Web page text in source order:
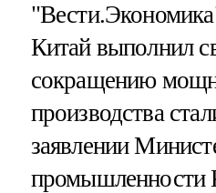
Китай выполнил
сокращению
производства
заявлении
промышленности